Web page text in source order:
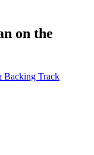
on the
Backing Track